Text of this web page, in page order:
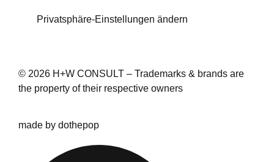
Privatsphäre-Einstellungen ändern
© 2026 H+W CONSULT – Trademarks & brands are
the property of their respective owners
made by dothepop